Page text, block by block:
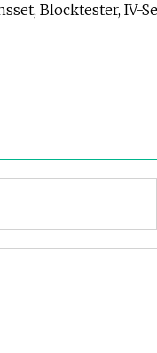
Blocktester, IV-